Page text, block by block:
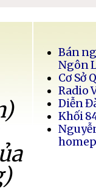
Bán
Ngôn
Cơ Sở
Radio
Diễn
Khối